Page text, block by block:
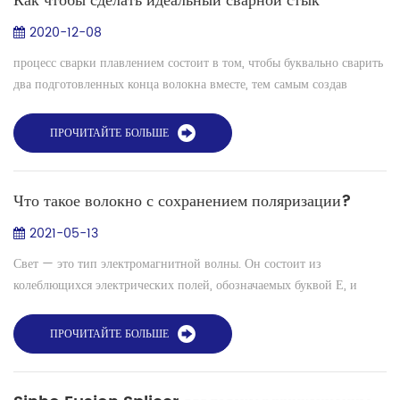
2020-12-08
процесс сварки плавлением состоит в том, чтобы буквально сварить
два подготовленных конца волокна вместе, тем самым создав
потеря , так что факто...
ПРОЧИТАЙТЕ БОЛЬШЕ
Что такое волокно с сохранением поляризации?
2021-05-13
Свет — это тип электромагнитной волны. Он состоит из
колеблющихся электрических полей, обозначаемых буквой Е, и
описать, изучая электрическое...
ПРОЧИТАЙТЕ БОЛЬШЕ